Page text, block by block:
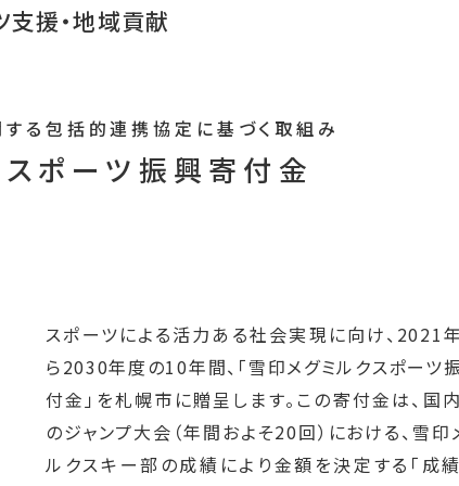
支援・地域貢献
る 包括的連携協定に基づく取組み
スポーツ振興寄付金
スポーツによる活力ある社会実現に向け、2021
ら2030年度の10年間、「雪印メグミルクスポーツ
付金」を札幌市に贈呈します。この寄付金は、国
のジャンプ大会（年間およそ20回）における、雪印
ルクスキー部の成績により金額を決定する「成